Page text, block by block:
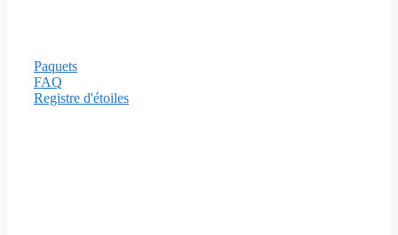
Paquets
FAQ
Registre d'étoiles